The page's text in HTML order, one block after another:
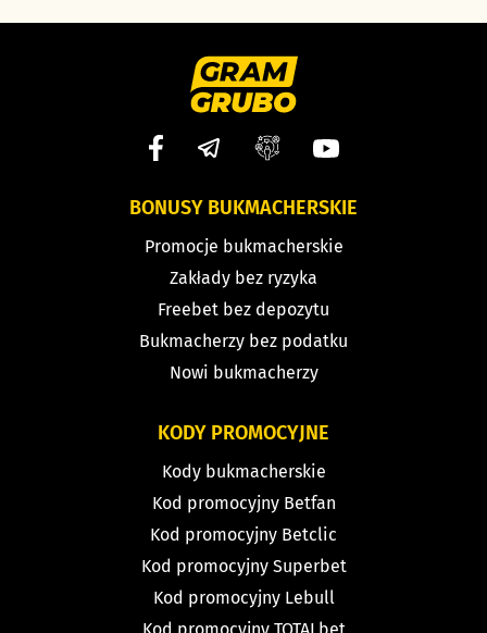
BONUSY BUKMACHERSKIE
Promocje bukmacherskie
Zakłady bez ryzyka
Freebet bez depozytu
Bukmacherzy bez podatku
Nowi bukmacherzy
KODY PROMOCYJNE
Kody bukmacherskie
Kod promocyjny Betfan
Kod promocyjny Betclic
Kod promocyjny Superbet
Kod promocyjny Lebull